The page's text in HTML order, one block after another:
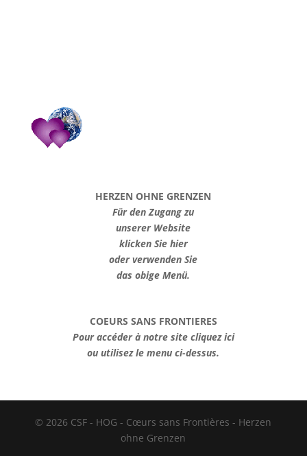
HERZEN OHNE GRENZEN
Für den Zugang zu
unserer Website
klicken Sie hier
oder verwenden Sie
das obige Menü.
COEURS SANS FRONTIERES
Pour accéder à notre site cliquez ici
ou utilisez le menu ci-dessus.
© 2026 CSF - HOG - Cœurs sans Frontières - Herzen
ohne Grenzen